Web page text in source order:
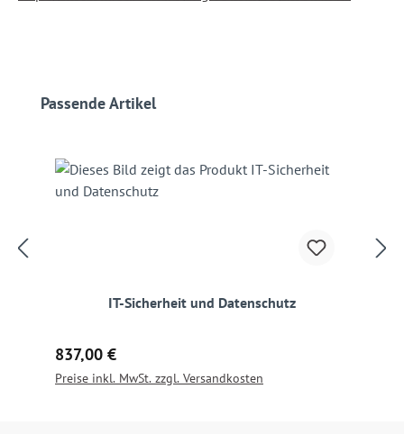
Produktgalerie überspringen
Passende Artikel
IT-Sicherheit und Datenschutz
Regulärer Preis:
837,00 €
Preise inkl. MwSt. zzgl. Versandkosten